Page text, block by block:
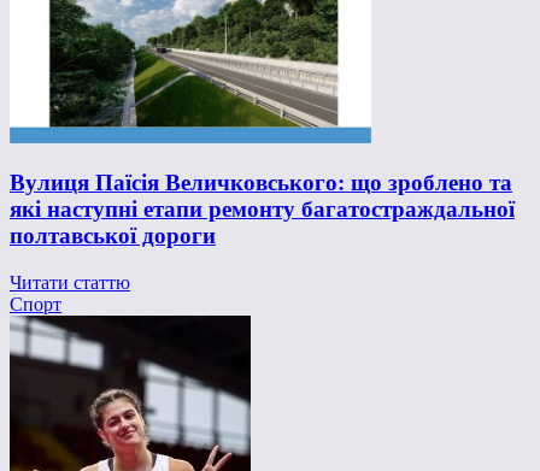
Вулиця Паїсія Величковського: що зроблено та
які наступні етапи ремонту багатостраждальної
полтавської дороги
Читати статтю
Спорт